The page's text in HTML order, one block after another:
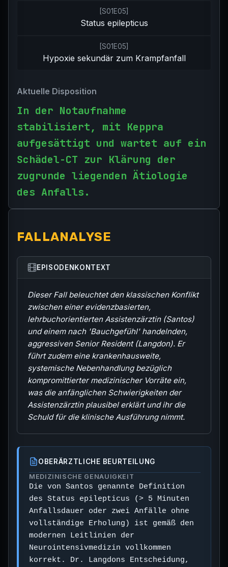
S01E05
Status epilepticus
S01E05
Hypoxie sekundär zum Krampfanfall
Aktuelle Disposition
In der Notaufnahme
stabilisiert, mit Keppra
aufgesättigt und wartet auf ein
Schädel-CT zur Klärung der
zugrunde liegenden Ätiologie
des Anfalls.
FALLANALYSE
EPISODENKONTEXT
Dieser Fall beleuchtet den klassischen Konflikt
zwischen einer evidenzbasierten,
lehrbuchorientierten Assistenzärztin (Santos)
und einem nach 'Bauchgefühl' handelnden,
aggressiven Senior Resident (Langdon). Er
führt zudem eine krankenhausweite,
systemische Nebenhandlung bezüglich
kompromittierter medizinischer Vorräte ein,
was die anfänglichen Schwierigkeiten der
Assistenzärztin plausibel erklärt und ihr die
Schuld für die klinische Ausführung nimmt.
OBERÄRZTLICHE BEURTEILUNG
MEDIZINISCHE GENAUIGKEIT
Die von Santos genannte Definition
des Status epilepticus (> 5 Minuten
Anfallsdauer oder zwei Anfälle ohne
vollständige Erholung) ist gemäß den
modernen Leitlinien der
Neurointensivmedizin vollkommen
korrekt. Dr. Langdons Entscheidung,